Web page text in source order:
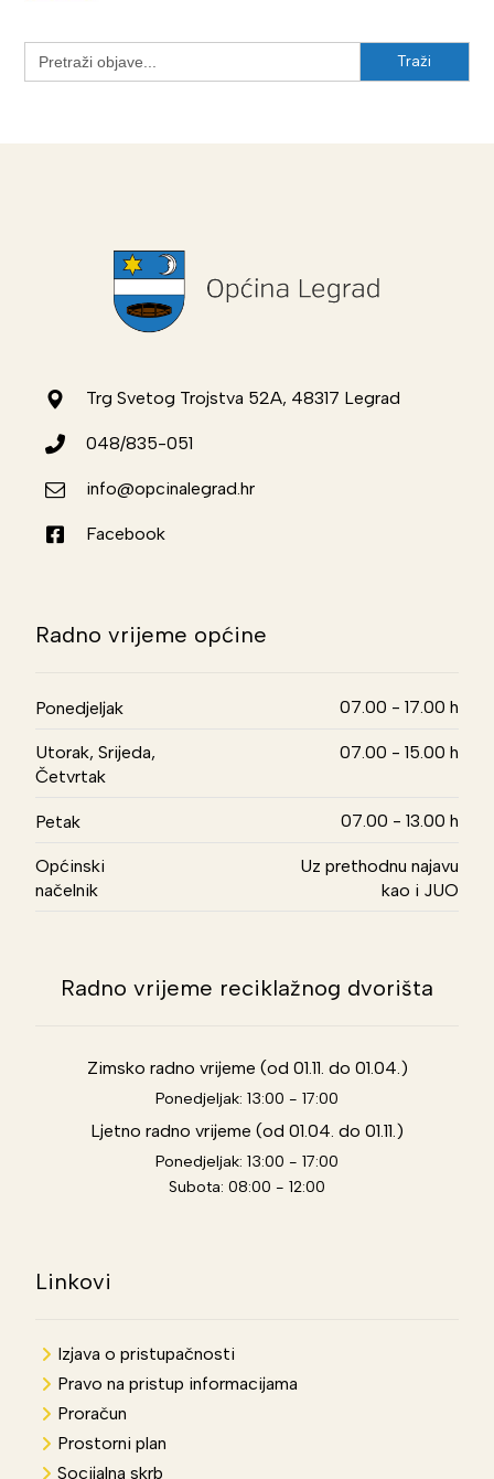
Search
for:
Trg Svetog Trojstva 52A, 48317 Legrad
048/835-051
info@opcinalegrad.hr
Facebook
Radno vrijeme općine
Ponedjeljak 07.00 - 17.00 h
Utorak, Srijeda,
Četvrtak
07.00 - 15.00 h
Petak 07.00 - 13.00 h
Općinski
načelnik
Uz prethodnu najavu
kao i JUO
Radno vrijeme reciklažnog dvorišta
Zimsko radno vrijeme (od 01.11. do 01.04.)
Ponedjeljak: 13:00 - 17:00
Ljetno radno vrijeme (od 01.04. do 01.11.)
Ponedjeljak: 13:00 - 17:00
Subota: 08:00 - 12:00
Linkovi
Izjava o pristupačnosti
Pravo na pristup informacijama
Proračun
Prostorni plan
Socijalna skrb